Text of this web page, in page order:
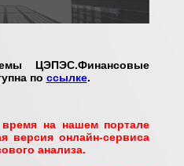
ЦЭПЭС.Финансовые
по ссылке.
на нашем портале
версия онлайн-сервиса
анализа.